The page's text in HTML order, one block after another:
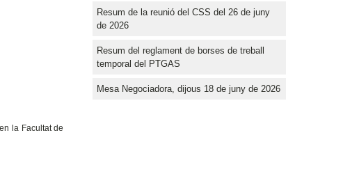
la Facultat de
Resum de la reunió del CSS del 26 de juny
de 2026
Resum del reglament de borses de treball
temporal del PTGAS
Mesa Negociadora, dijous 18 de juny de 2026